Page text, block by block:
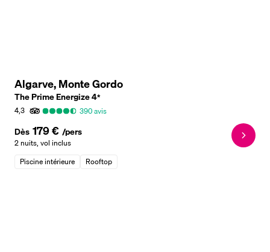
Algarve, Monte Gordo
The Prime Energize4*
4,3
390avis
Dès 179 € /pers
2 nuits, vol inclus
Piscine intérieure
Rooftop